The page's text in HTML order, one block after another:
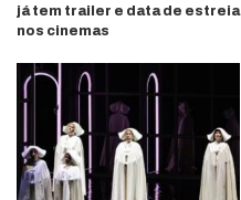
já tem trailer e data de estreia
nos cinemas